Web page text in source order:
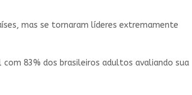
mas se tornaram líderes extremamente
83% dos brasileiros adultos avaliando sua